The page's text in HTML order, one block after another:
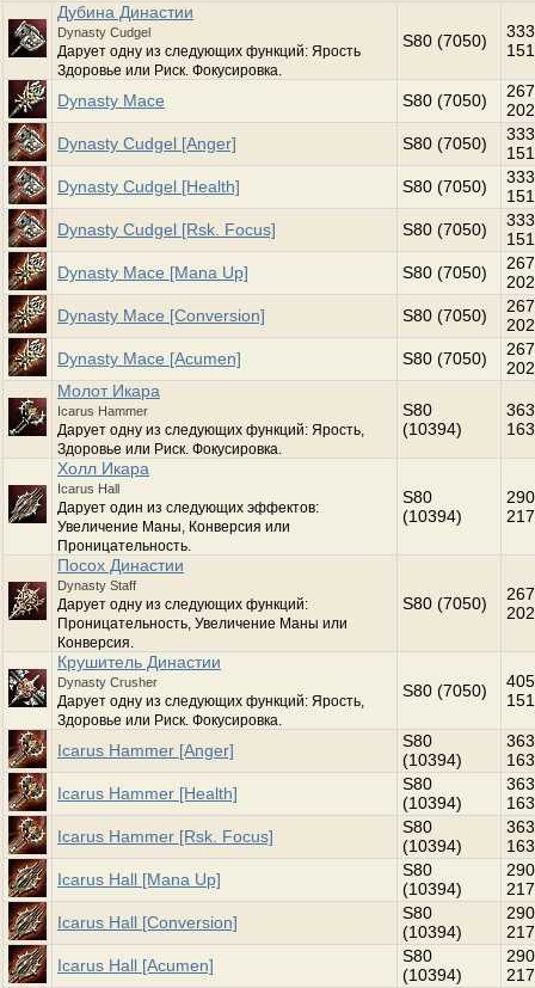
Дубина Династии
Dynasty Cudgel
Дарует одну из следующих функций: Ярость
Здоровье или Риск. Фокусировка.
S80 (7050)
151
Dynasty Mace S80 (7050)
202
Dynasty Cudgel [Anger]
S80 (7050)
151
Dynasty Cudgel [Health]
S80 (7050)
151
Dynasty Cudgel [Rsk. Focus]
S80 (7050)
151
Dynasty Mace [Mana Up]
S80 (7050)
202
Dynasty Mace [Conversion]
S80 (7050)
202
Dynasty Mace [Acumen]
S80 (7050)
202
Молот Икара
Icarus Hammer
Дарует одну из следующих функций: Ярость,
Здоровье или Риск. Фокусировка.
S80
(10394)
163
Холл Икара
Icarus Hall
Дарует один из следующих эффектов:
Увеличение Маны, Конверсия или
Проницательность.
S80
(10394)
217
Посох Династии
Dynasty Staff
Дарует одну из следующих функций:
Проницательность, Увеличение Маны или
Конверсия.
S80 (7050)
202
Крушитель Династии
Dynasty Crusher
Дарует одну из следующих функций: Ярость,
Здоровье или Риск. Фокусировка.
S80 (7050)
151
Icarus Hammer [Anger]
S80
(10394)
163
Icarus Hammer [Health]
S80
(10394)
163
Icarus Hammer [Rsk. Focus]
S80
(10394)
163
Icarus Hall [Mana Up]
S80
(10394)
217
Icarus Hall [Conversion]
S80
(10394)
217
Icarus Hall [Acumen]
S80
(10394)
217